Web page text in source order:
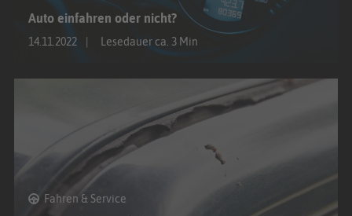
Auto einfahren oder nicht?
14.11.2022 Lesedauer ca. 3 Min
Fahren & Service